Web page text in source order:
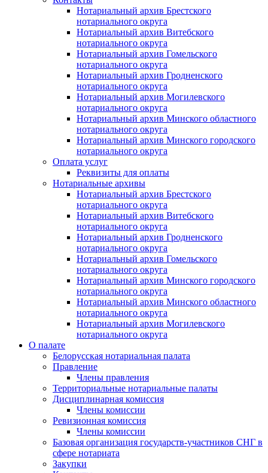
Нотариальный архив Брестского
нотариального округа
Нотариальный архив Витебского
нотариального округа
Нотариальный архив Гомельского
нотариального округа
Нотариальный архив Гродненского
нотариального округа
Нотариальный архив Могилевского
нотариального округа
Нотариальный архив Минского областного
нотариального округа
Нотариальный архив Минского городского
нотариального округа
Оплата услуг
Реквизиты для оплаты
Нотариальные архивы
Нотариальный архив Брестского
нотариального округа
Нотариальный архив Витебского
нотариального округа
Нотариальный архив Гродненского
нотариального округа
Нотариальный архив Гомельского
нотариального округа
Нотариальный архив Минского городского
нотариального округа
Нотариальный архив Минского областного
нотариального округа
Нотариальный архив Могилевского
нотариального округа
О палате
Белорусская нотариальная палата
Правление
Члены правления
Территориальные нотариальные палаты
Дисциплинарная комиссия
Члены комиссии
Ревизионная комиссия
Члены комиссии
Базовая организация государств-участников СНГ в
сфере нотариата
Закупки